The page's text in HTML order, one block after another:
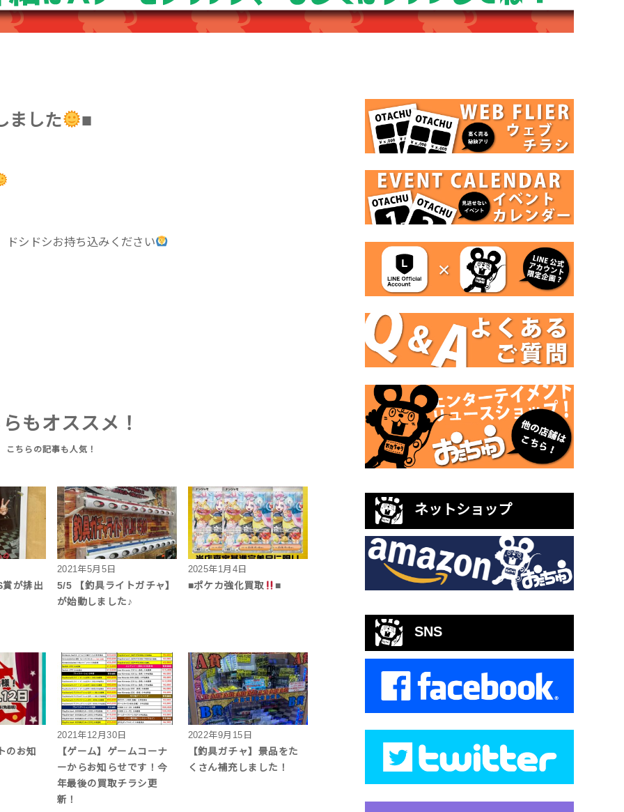
ました ■
ドシドシお持ち込みください
もオススメ！
賞が排出
2021年5月5日
5/5 【釣具ライトガチャ】
が始動しました♪
2025年1月4日
■ポケカ強化買取
■
のお知
2021年12月30日
【ゲーム】ゲームコーナ
ーからお知らせです！今
年最後の買取チラシ更
新！
2022年9月15日
【釣具ガチャ】景品をた
くさん補充しました！
ネットショップ
SNS